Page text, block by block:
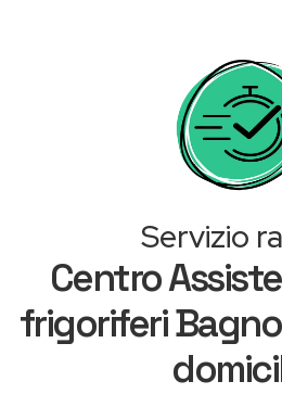
Servizio
Centro
frigoriferi